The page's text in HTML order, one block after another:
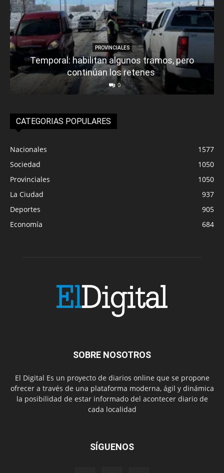
PROVINCIALES
Temporal: habilitan algunos tramos, pero
continúan los retenes
0
CATEGORIAS POPULARES
Nacionales
1577
Sociedad
1050
Provinciales
1050
La Ciudad
937
Deportes
905
Economía
684
SOBRE NOSOTROS
El Digital Es un proyecto de diarios online que se propone
ofrecer a través de una plataforma moderna, ágil y dinámica
la posibilidad de estar informado del acontecer diario de
cada localidad
SÍGUENOS